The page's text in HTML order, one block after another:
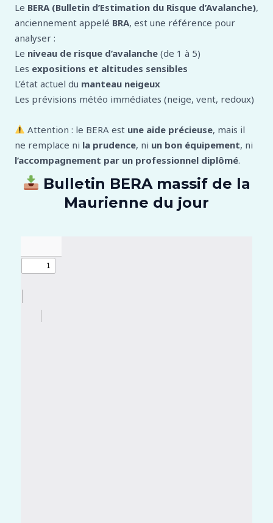
Le BERA (Bulletin d’Estimation du Risque d’Avalanche),
anciennement appelé BRA, est une référence pour
analyser :
Le niveau de risque d’avalanche (de 1 à 5)
Les expositions et altitudes sensibles
L’état actuel du manteau neigeux
Les prévisions météo immédiates (neige, vent, redoux)
Attention : le BERA est une aide précieuse, mais il
ne remplace ni la prudence, ni un bon équipement, ni
l’accompagnement par un professionnel diplômé.
Bulletin BERA massif de la
Maurienne du jour